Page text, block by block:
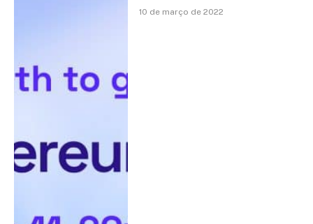
10 de março de 2022